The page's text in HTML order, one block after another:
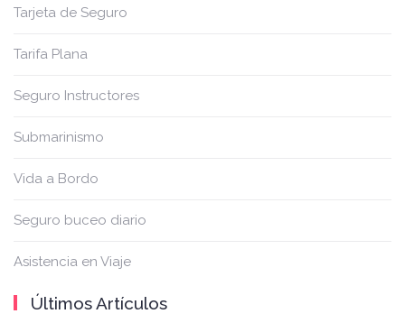
Tarjeta de Seguro
Tarifa Plana
Seguro Instructores
Submarinismo
Vida a Bordo
Seguro buceo diario
Asistencia en Viaje
Últimos Artículos